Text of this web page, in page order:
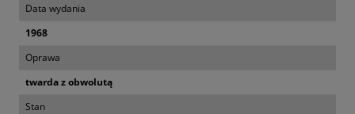
Data wydania
1968
Oprawa
twarda z obwolutą
Stan